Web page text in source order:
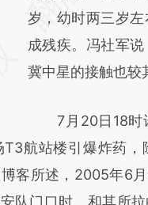
(https://
成，可能与原文
新观点和立场。推
岁，幼时两三岁
成残疾。冯社军
冀中星的接触也较
7月20日18时
航站楼引爆炸药，
客所述，2005年6
队门口时，和其所